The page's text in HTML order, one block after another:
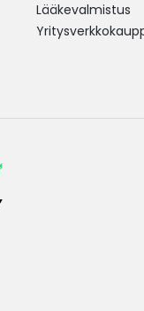
Lääkevalmistus